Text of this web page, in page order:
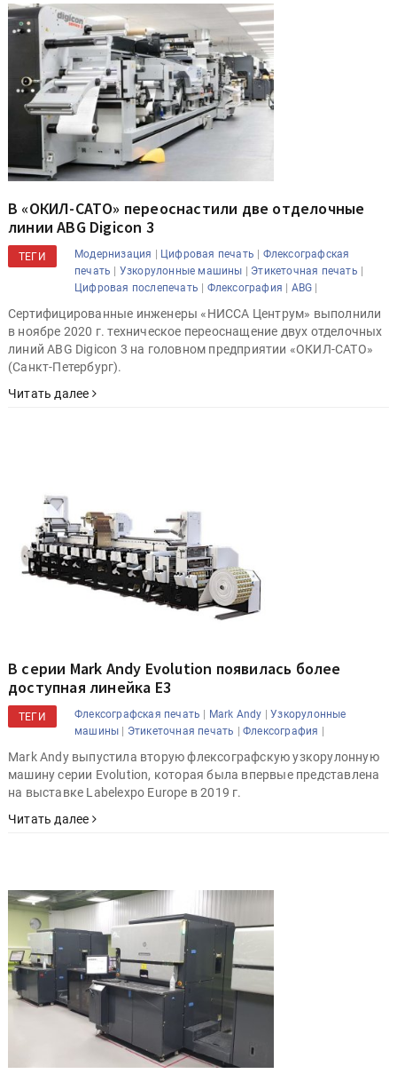
В «ОКИЛ-САТО» переоснастили две отделочные
линии ABG Digicon 3
ТЕГИ Модернизация | Цифровая печать | Флексографская
печать | Узкорулонные машины | Этикеточная печать |
Цифровая послепечать | Флексография | ABG |
Сертифицированные инженеры «НИССА Центрум» выполнили
в ноябре 2020 г. техническое переоснащение двух отделочных
линий ABG Digicon 3 на головном предприятии «ОКИЛ-САТО»
(Санкт-Петербург).
Читать далее
В серии Mark Andy Evolution появилась более
доступная линейка E3
ТЕГИ Флексографская печать | Mark Andy |Узкорулонные
машины | Этикеточная печать |Флексография |
Mark Andy выпустила вторую флексографскую узкорулонную
машину серии Evolution, которая была впервые представлена
на выставке Labelexpo Europe в 2019 г.
Читать далее